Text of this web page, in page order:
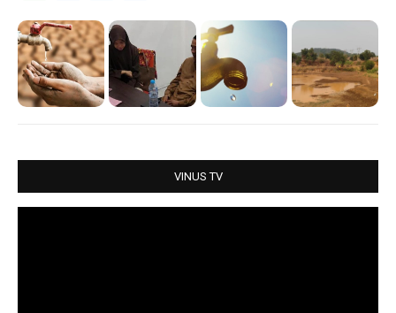
a
t
s
c
e
b
i
t
t
r
e
VINUS TV